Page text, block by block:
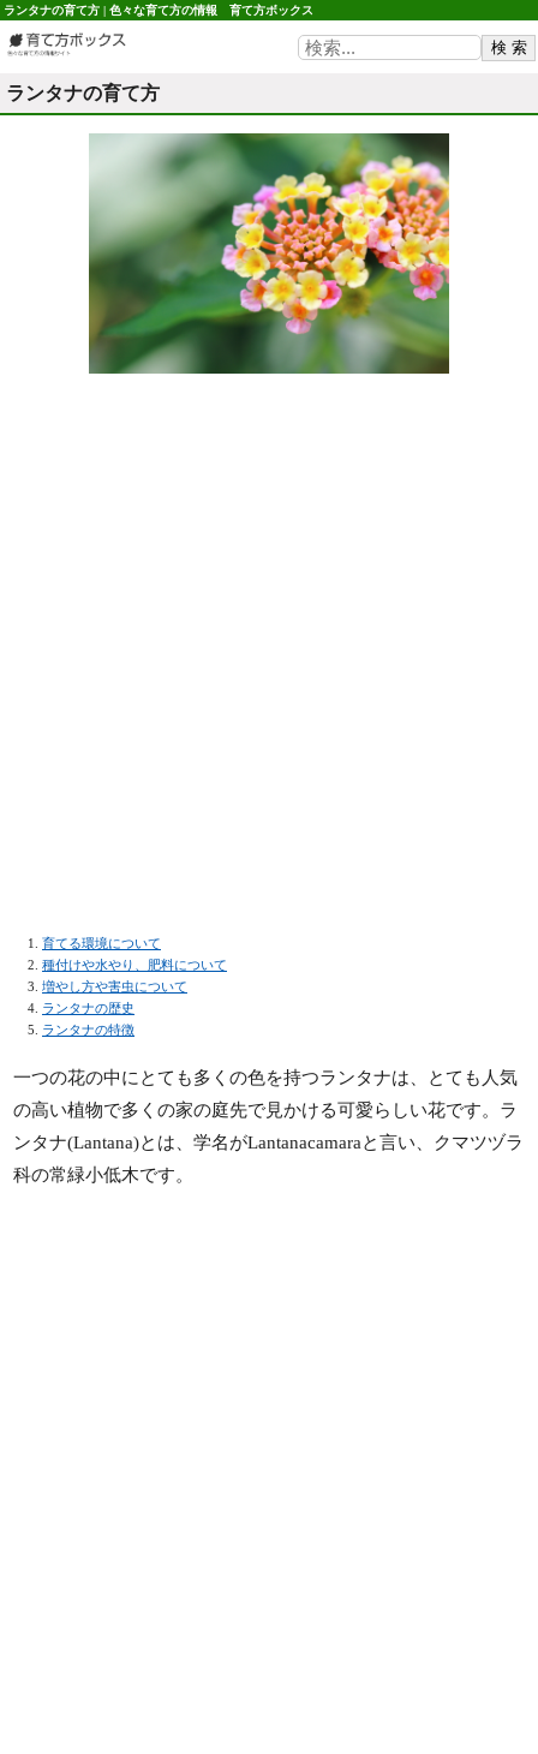
ランタナの育て方 | 色々な育て方の情報 育て方ボックス
ランタナの育て方
育てる環境について
種付けや水やり、肥料について
増やし方や害虫について
ランタナの歴史
ランタナの特徴
一つの花の中にとても多くの色を持つランタナは、とても人気
の高い植物で多くの家の庭先で見かける可愛らしい花です。ラ
ンタナ(Lantana)とは、学名がLantanacamaraと言い、クマツヅラ
科の常緑小低木です。